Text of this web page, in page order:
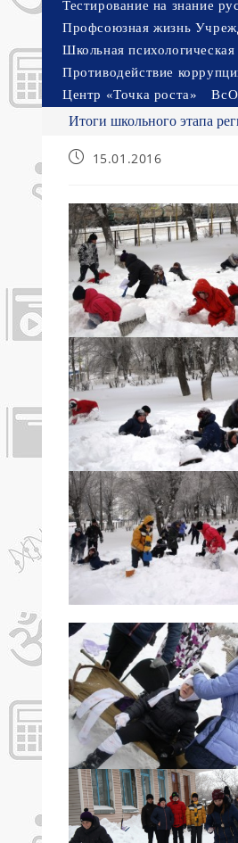
Тестирование на знание
Профсоюзная жизнь
Школьная
Противодействие
Центр «Точка роста»
Итоги школьного этапа
Запись15.01.2016